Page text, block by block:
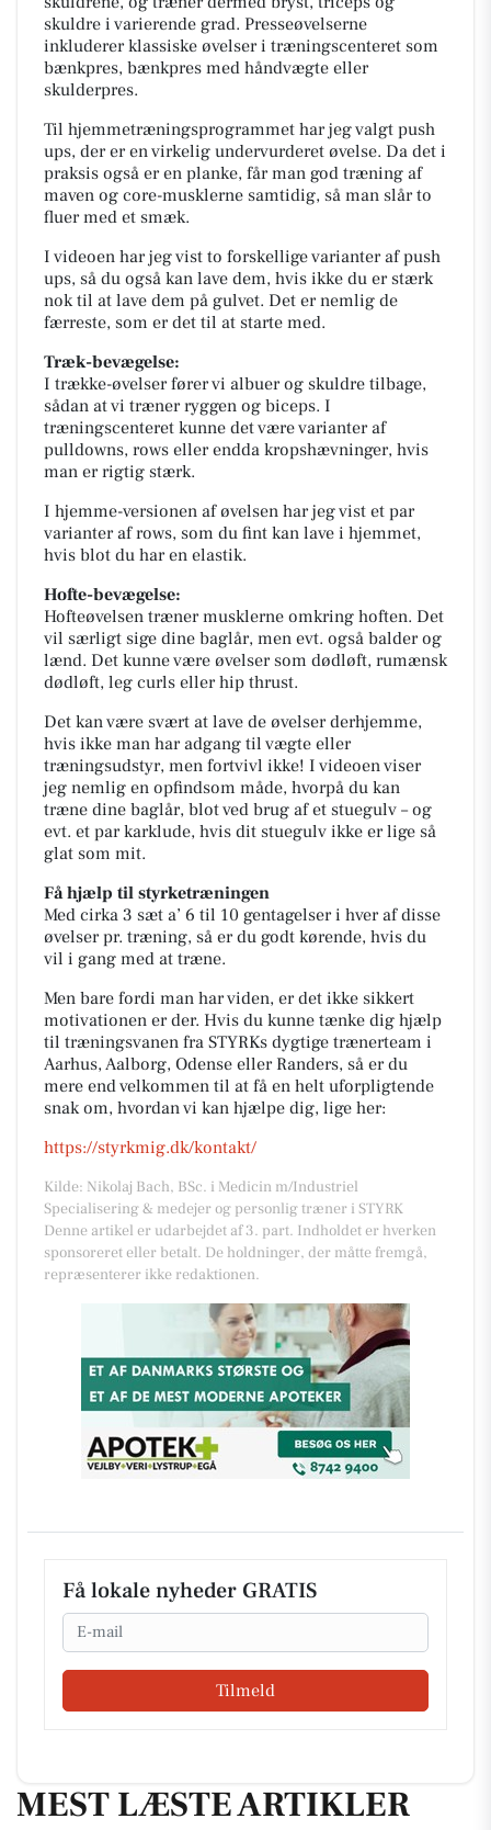
skuldre i varierende grad. Presseøvelserne
inkluderer klassiske øvelser i træningscenteret som
bænkpres, bænkpres med håndvægte eller
skulderpres.
Til hjemmetræningsprogrammet har jeg valgt push
ups, der er en virkelig undervurderet øvelse. Da det i
praksis også er en planke, får man god træning af
maven og core-musklerne samtidig, så man slår to
fluer med et smæk.
I videoen har jeg vist to forskellige varianter af push
ups, så du også kan lave dem, hvis ikke du er stærk
nok til at lave dem på gulvet. Det er nemlig de
færreste, som er det til at starte med.
Træk-bevægelse:
I trække-øvelser fører vi albuer og skuldre tilbage,
sådan at vi træner ryggen og biceps. I
træningscenteret kunne det være varianter af
pulldowns, rows eller endda kropshævninger, hvis
man er rigtig stærk.
I hjemme-versionen af øvelsen har jeg vist et par
varianter af rows, som du fint kan lave i hjemmet,
hvis blot du har en elastik.
Hofte-bevægelse:
Hofteøvelsen træner musklerne omkring hoften. Det
vil særligt sige dine baglår, men evt. også balder og
lænd. Det kunne være øvelser som dødløft, rumænsk
dødløft, leg curls eller hip thrust.
Det kan være svært at lave de øvelser derhjemme,
hvis ikke man har adgang til vægte eller
træningsudstyr, men fortvivl ikke! I videoen viser
jeg nemlig en opfindsom måde, hvorpå du kan
træne dine baglår, blot ved brug af et stuegulv – og
evt. et par karklude, hvis dit stuegulv ikke er lige så
glat som mit.
Få hjælp til styrketræningen
Med cirka 3 sæt a’ 6 til 10 gentagelser i hver af disse
øvelser pr. træning, så er du godt kørende, hvis du
vil i gang med at træne.
Men bare fordi man har viden, er det ikke sikkert
motivationen er der. Hvis du kunne tænke dig hjælp
til træningsvanen fra STYRKs dygtige trænerteam i
Aarhus, Aalborg, Odense eller Randers, så er du
mere end velkommen til at få en helt uforpligtende
snak om, hvordan vi kan hjælpe dig, lige her:
https://styrkmig.dk/kontakt/
Kilde: Nikolaj Bach, BSc. i Medicin m/Industriel
Specialisering & medejer og personlig træner i STYRK
Denne artikel er udarbejdet af 3. part. Indholdet er hverken
sponsoreret eller betalt. De holdninger, der måtte fremgå,
repræsenterer ikke redaktionen.
Få lokale nyheder GRATIS
Email
Tilmeld
MEST LÆSTE ARTIKLER